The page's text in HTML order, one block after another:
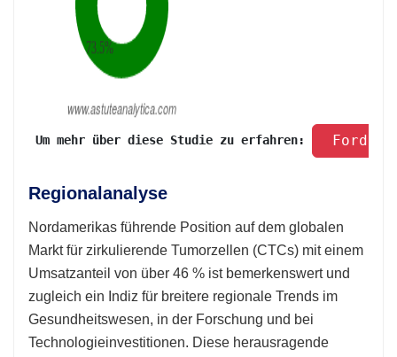
Um mehr über diese Studie zu erfahren:
Regionalanalyse
Nordamerikas führende Position auf dem globalen
Markt für zirkulierende Tumorzellen (CTCs) mit einem
Umsatzanteil von über 46 % ist bemerkenswert und
zugleich ein Indiz für breitere regionale Trends im
Gesundheitswesen, in der Forschung und bei
Technologieinvestitionen. Diese herausragende